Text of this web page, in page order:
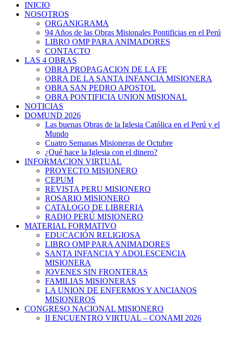
INICIO
NOSOTROS
ORGANIGRAMA
94 Años de las Obras Misionales Pontificias en el Perú
LIBRO OMP PARA ANIMADORES
CONTACTO
LAS 4 OBRAS
OBRA PROPAGACION DE LA FE
OBRA DE LA SANTA INFANCIA MISIONERA
OBRA SAN PEDRO APOSTOL
OBRA PONTIFICIA UNION MISIONAL
NOTICIAS
DOMUND 2026
Las buenas Obras de la Iglesia Católica en el Perú y el
Mundo
Cuatro Semanas Misioneras de Octubre
¿Qué hace la Iglesia con el dinero?
INFORMACION VIRTUAL
PROYECTO MISIONERO
CEPUM
REVISTA PERU MISIONERO
ROSARIO MISIONERO
CATALOGO DE LIBRERIA
RADIO PERÚ MISIONERO
MATERIAL FORMATIVO
EDUCACIÓN RELIGIOSA
LIBRO OMP PARA ANIMADORES
SANTA INFANCIA Y ADOLESCENCIA
MISIONERA
JOVENES SIN FRONTERAS
FAMILIAS MISIONERAS
LA UNION DE ENFERMOS Y ANCIANOS
MISIONEROS
CONGRESO NACIONAL MISIONERO
II ENCUENTRO VIRTUAL – CONAMI 2026